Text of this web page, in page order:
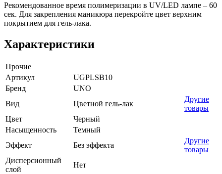
Рекомендованное время полимеризации в UV/LED лампе – 60
сек. Для закрепления маникюра перекройте цвет верхним
покрытием для гель-лака.
Характеристики
Прочие
Артикул
UGPLSB10
Бренд
UNO
Вид
Цветной гель-лак
Другие
товары
Цвет
Черный
Насыщенность
Темный
Эффект
Без эффекта
Другие
товары
Дисперсионный
слой
Нет